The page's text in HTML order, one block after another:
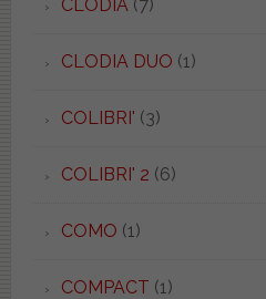
CLODIA (7)
CLODIA DUO (1)
COLIBRI' (3)
COLIBRI' 2 (6)
COMO (1)
COMPACT (1)